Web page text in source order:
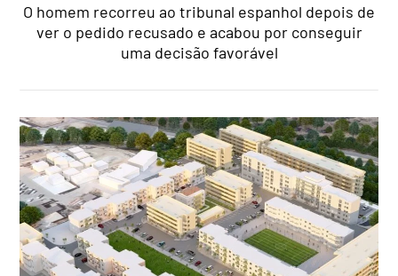
O homem recorreu ao tribunal espanhol depois de
ver o pedido recusado e acabou por conseguir
uma decisão favorável